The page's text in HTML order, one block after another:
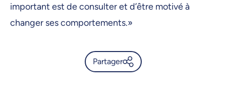
important est de consulter et d’être motivé à
changer ses comportements.»
Partager